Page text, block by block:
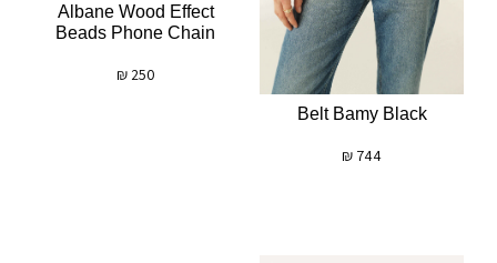
Belt Bamy Black
744
₪
Albane Wood Effect
Beads Phone Chain
250
₪